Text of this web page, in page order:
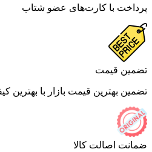
با کارت‌های عضو شتاب
قیمت
بهترین قیمت بازار با بهترین کیفیت
اصالت کالا